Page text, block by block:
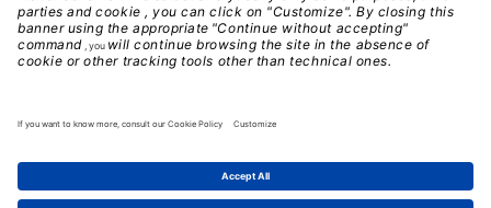
Gestione Cookie